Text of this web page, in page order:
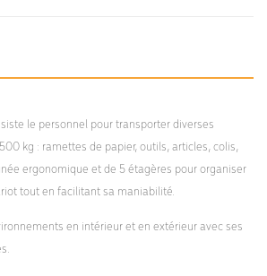
le personnel pour transporter diverses
kg : ramettes de papier, outils, articles, colis,
ergonomique et de 5 étagères pour organiser
tout en facilitant sa maniabilité.
en intérieur et en extérieur avec ses